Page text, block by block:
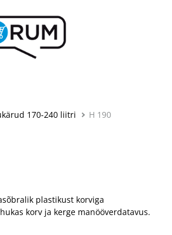
Vaata ostukorvi
170-240 liitri H 190
plastikust korviga
korv ja kerge manööverdatavus.